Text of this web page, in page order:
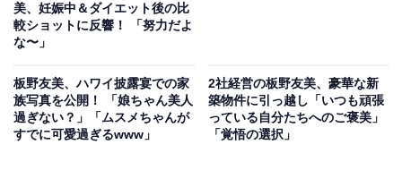
美、妊娠中＆ダイエット後の比
較ショットに反響！ 「努力だよ
な〜」
板野友美、ハワイ披露宴での家
族写真を公開！ 「娘ちゃん美人
過ぎない？」「ムスメちゃんが
すでに可愛過ぎるwww」
2社経営の板野友美、豪華な新
築物件に引っ越し「いつも頑張
っている自分たちへのご褒美」
「覚悟の選択」